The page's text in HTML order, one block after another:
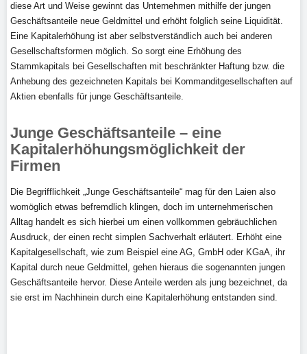
diese Art und Weise gewinnt das Unternehmen mithilfe der jungen
Geschäftsanteile neue Geldmittel und erhöht folglich seine Liquidität.
Eine Kapitalerhöhung ist aber selbstverständlich auch bei anderen
Gesellschaftsformen möglich. So sorgt eine Erhöhung des
Stammkapitals bei Gesellschaften mit beschränkter Haftung bzw. die
Anhebung des gezeichneten Kapitals bei Kommanditgesellschaften auf
Aktien ebenfalls für junge Geschäftsanteile.
Junge Geschäftsanteile – eine
Kapitalerhöhungsmöglichkeit der
Firmen
Die Begrifflichkeit „Junge Geschäftsanteile“ mag für den Laien also
womöglich etwas befremdlich klingen, doch im unternehmerischen
Alltag handelt es sich hierbei um einen vollkommen gebräuchlichen
Ausdruck, der einen recht simplen Sachverhalt erläutert. Erhöht eine
Kapitalgesellschaft, wie zum Beispiel eine AG, GmbH oder KGaA, ihr
Kapital durch neue Geldmittel, gehen hieraus die sogenannten jungen
Geschäftsanteile hervor. Diese Anteile werden als jung bezeichnet, da
sie erst im Nachhinein durch eine Kapitalerhöhung entstanden sind.